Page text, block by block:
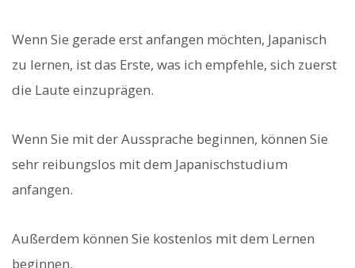
Wenn Sie gerade erst anfangen möchten, Japanisch
zu lernen, ist das Erste, was ich empfehle, sich zuerst
die Laute einzuprägen.
Wenn Sie mit der Aussprache beginnen, können Sie
sehr reibungslos mit dem Japanischstudium
anfangen.
Außerdem können Sie kostenlos mit dem Lernen
beginnen.